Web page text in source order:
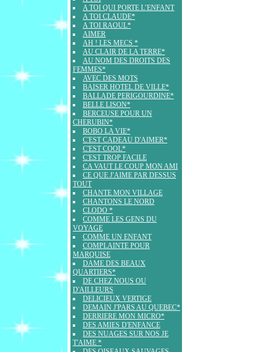
A TOI QUI PORTE L’ENFANT
A TOI CLAUDE*
A TOI RAOUL*
AIMER
AH ! LES MECS *
AU CLAIR DE LA TERRE*
AU NOM DES DROITS DES
FEMMES*
AVEC DES MOTS
BAISER HOTEL DE VILLE*
BALLADE PERIGOURDINE*
BELLE LISON*
BERCEUSE POUR UN
CHERUBIN*
BOBO LA VIE*
C'EST CADEAU D'AIMER*
C'EST COOL*
C'EST TROP FACILE
CA VAUT LE COUP MON AMI
CE QUE J'AIME PAR DESSUS
TOUT
CHANTE MON VILLAGE
CHANTONS LE NORD
CLODO *
COMME LES GENS DU
VOYAGE
COMME UN ENFANT
COMPLAINTE POUR
MARQUISE
DAME DES BEAUX
QUARTIERS*
DE CHEZ NOUS OU
D'AILLEURS
DELICIEUX VERTIGE
DEMAIN J'PARS AU QUEBEC*
DERRIERE MON MICRO*
DES AMIES D'ENFANCE
DES NUAGES SUR NOS JE
T'AIME *